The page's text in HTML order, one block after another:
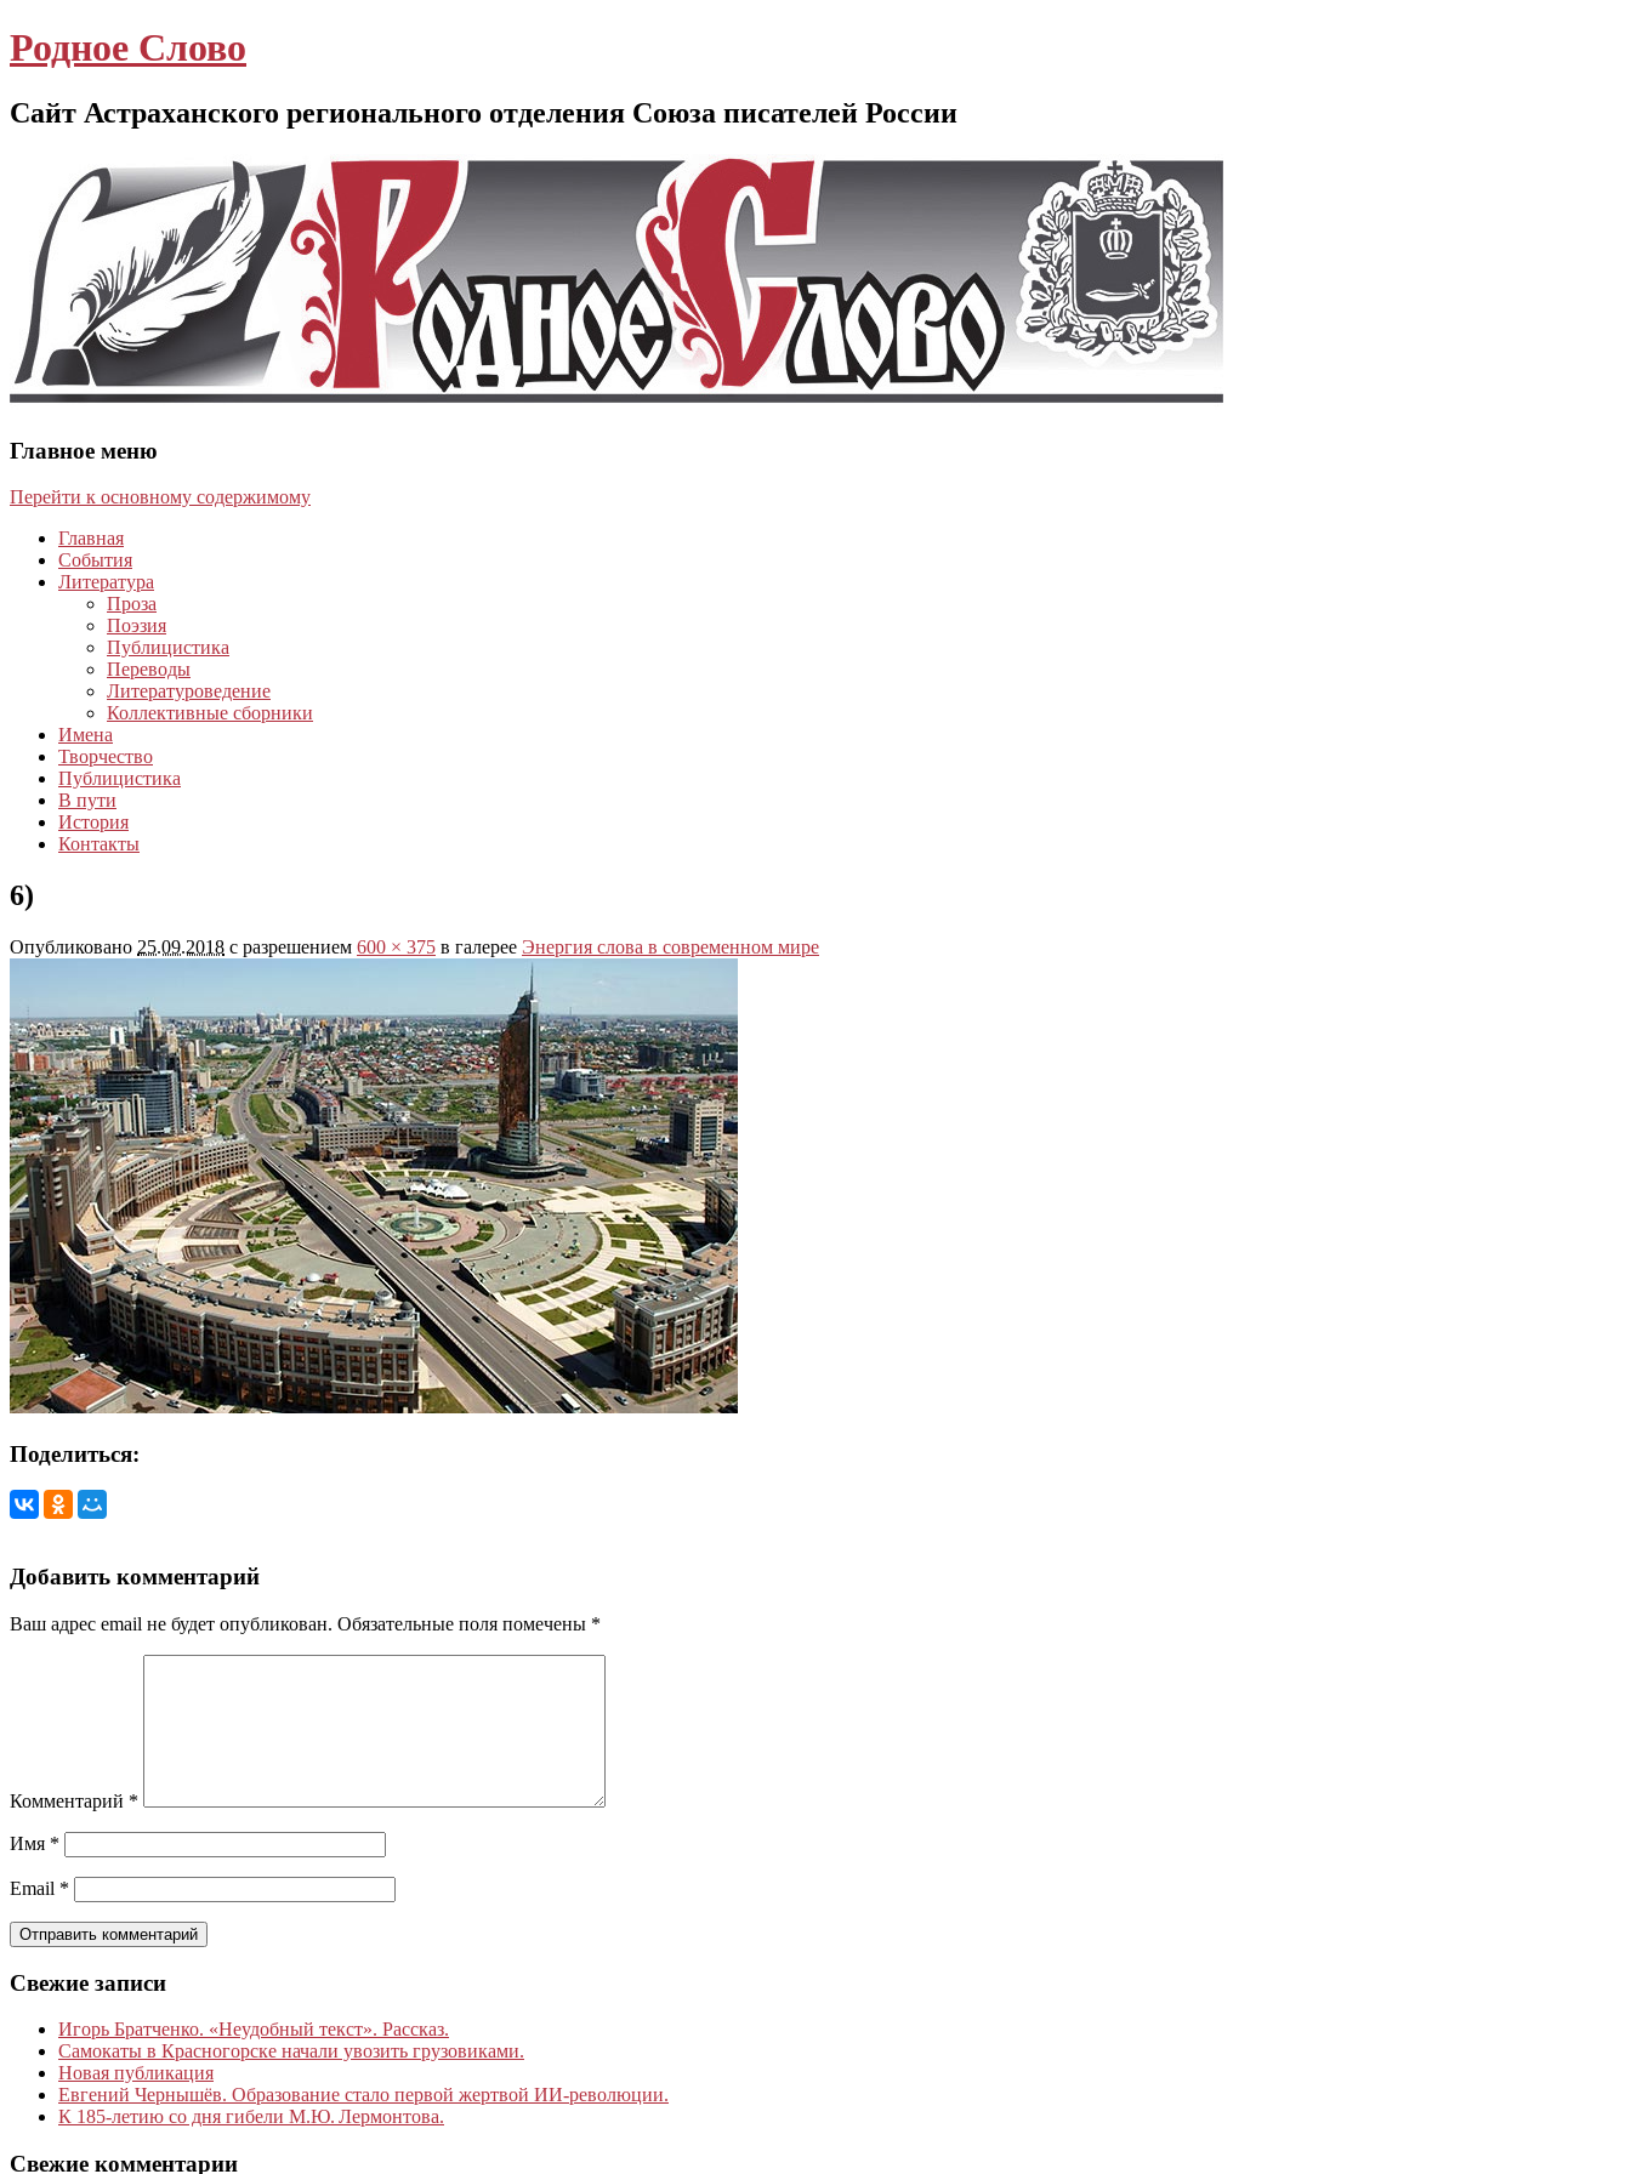
Родное Слово
Сайт Астраханского регионального отделения Союза писателей России
Главное меню
Перейти к основному содержимому
Главная
События
Литература
Проза
Поэзия
Публицистика
Переводы
Литературоведение
Коллективные сборники
Имена
Творчество
Публицистика
В пути
История
Контакты
6)
Опубликовано 25.09.2018 с разрешением 600 × 375 в галерее Энергия слова в современном мире
Поделиться:
Добавить комментарий
Ваш адрес email не будет опубликован. Обязательные поля помечены *
Комментарий *
Имя *
Email *
Свежие записи
Игорь Братченко. «Неудобный текст». Рассказ.
Самокаты в Красногорске начали увозить грузовиками.
Новая публикация
Евгений Чернышёв. Образование стало первой жертвой ИИ-революции.
К 185‑летию со дня гибели М.Ю. Лермонтова.
Свежие комментарии